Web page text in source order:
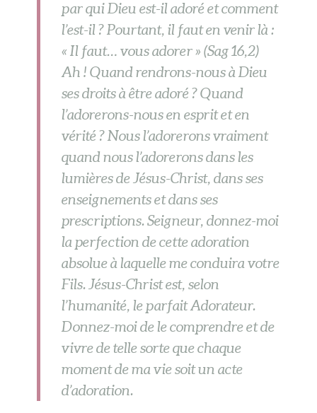
par qui Dieu est-il adoré et comment
l’est-il ? Pourtant, il faut en venir là :
« Il faut… vous adorer » (Sag 16,2)
Ah ! Quand rendrons-nous à Dieu
ses droits à être adoré ? Quand
l’adorerons-nous en esprit et en
vérité ? Nous l’adorerons vraiment
quand nous l’adorerons dans les
lumières de Jésus-Christ, dans ses
enseignements et dans ses
prescriptions. Seigneur, donnez-moi
la perfection de cette adoration
absolue à laquelle me conduira votre
Fils. Jésus-Christ est, selon
l’humanité, le parfait Adorateur.
Donnez-moi de le comprendre et de
vivre de telle sorte que chaque
moment de ma vie soit un acte
d’adoration.